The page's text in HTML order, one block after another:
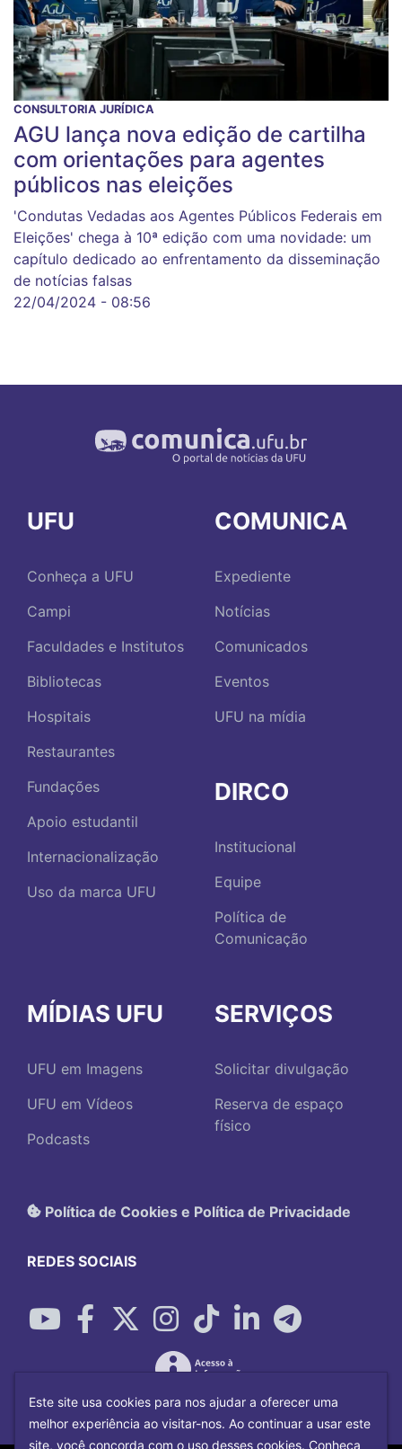
CONSULTORIA JURÍDICA
AGU lança nova edição de cartilha
com orientações para agentes
públicos nas eleições
'Condutas Vedadas aos Agentes Públicos Federais em
Eleições' chega à 10ª edição com uma novidade: um
capítulo dedicado ao enfrentamento da disseminação
de notícias falsas
22/04/2024 - 08:56
UFU
Conheça a UFU
Campi
Faculdades e Institutos
Bibliotecas
Hospitais
Restaurantes
Fundações
Apoio estudantil
Internacionalização
Uso da marca UFU
COMUNICA
Expediente
Notícias
Comunicados
Eventos
UFU na mídia
DIRCO
Institucional
Equipe
Política de
Comunicação
MÍDIAS UFU
UFU em Imagens
UFU em Vídeos
Podcasts
SERVIÇOS
Solicitar divulgação
Reserva de espaço
físico
Política de Cookies e Política de Privacidade
REDES SOCIAIS
Este site usa cookies para nos ajudar a oferecer uma
melhor experiência ao visitar-nos. Ao continuar a usar este
site, você concorda com o uso desses cookies. Conheça